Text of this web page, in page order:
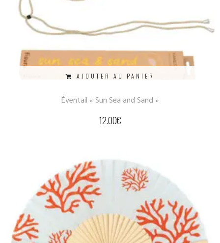
AJOUTER AU PANIER
Éventail « Sun Sea and Sand »
12.00€